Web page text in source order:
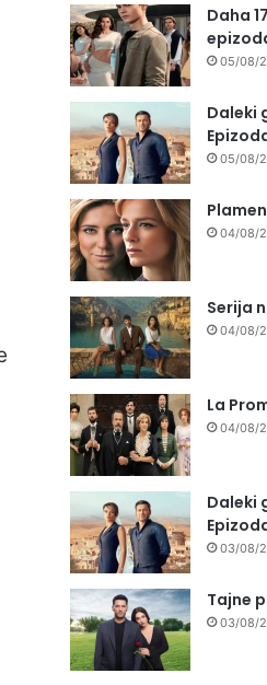
Daha
05/08/
Daleki
05/08/
04/08/
Serija
04/08/
La
04/08/
Daleki
03/08/
Tajne
03/08/